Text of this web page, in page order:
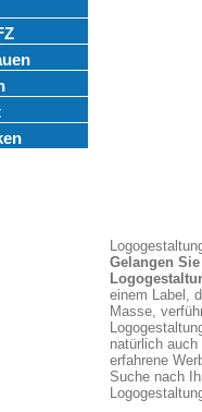
Gelangen
einem Label,
Masse,
natürlich auch
erfahrene
Suche nach